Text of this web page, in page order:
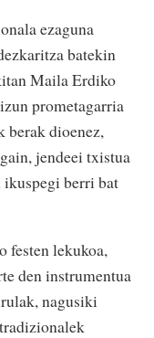
ezaguna
batekin
Maila Erdiko
prometagarria
berak dioenez,
jendeei txistua
berri bat
festen lekukoa,
den instrumentua
nagusiki